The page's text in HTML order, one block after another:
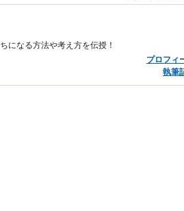
になる方法や考え方を伝授！
プロフィ
執筆